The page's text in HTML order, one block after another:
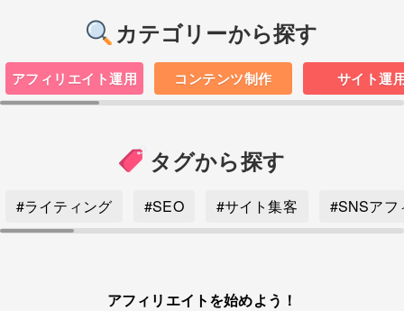
カテゴリーから探す
アフィリエイト運用 コンテンツ制作 サイト運
タグから探す
#ライティング #SEO #サイト集客 #SNSアフ
アフィリエイトを始めよう！